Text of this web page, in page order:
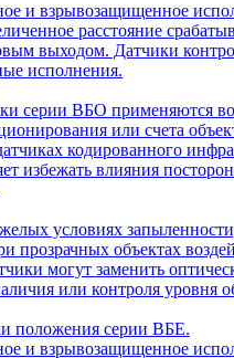
и взрывозащищенное
расстояние
выходом. Датчики
исполнения.
серии ВБО применяются
или счета
кодированного
избежать влияния
условиях
прозрачных объектах
могут заменить
или контроля уровня
положения серии ВБЕ.
и взрывозащищенное